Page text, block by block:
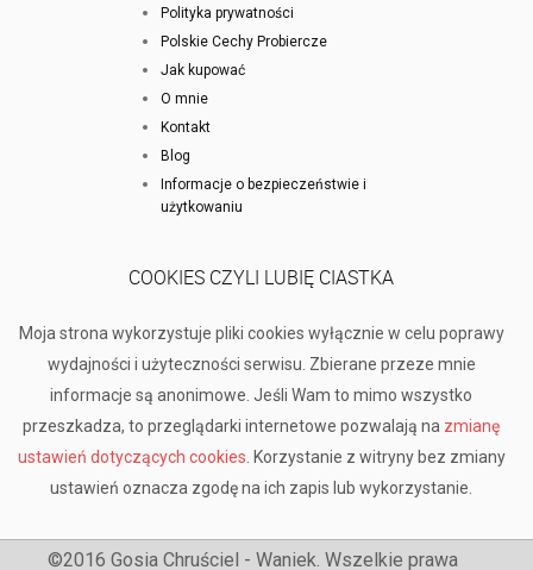
Polityka prywatności
Polskie Cechy Probiercze
Jak kupować
O mnie
Kontakt
Blog
Informacje o bezpieczeństwie i
użytkowaniu
COOKIES CZYLI LUBIĘ CIASTKA
Moja strona wykorzystuje pliki cookies wyłącznie w celu poprawy
wydajności i użyteczności serwisu. Zbierane przeze mnie
informacje są anonimowe. Jeśli Wam to mimo wszystko
przeszkadza, to przeglądarki internetowe pozwalają na zmianę
ustawień dotyczących cookies . Korzystanie z witryny bez zmiany
ustawień oznacza zgodę na ich zapis lub wykorzystanie.
©2016 Gosia Chruściel - Waniek. Wszelkie prawa